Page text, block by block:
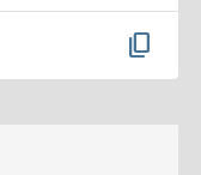
content_copy